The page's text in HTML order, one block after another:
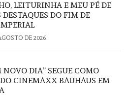
LEITURINHA E MEU PÉ DE
DO FIM DE
DE 2026
DIA” SEGUE COMO
CINEMAXX BAUHAUS EM